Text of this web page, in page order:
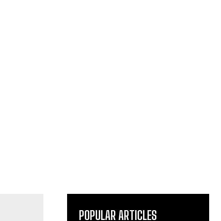
POPULAR ARTICLES